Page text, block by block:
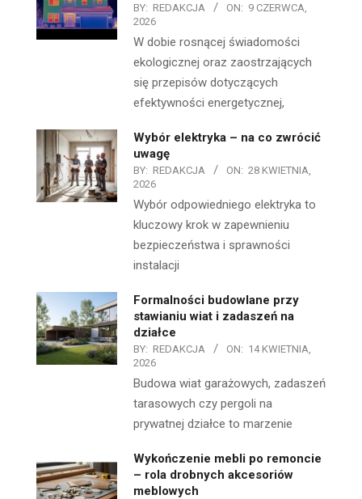
BY: REDAKCJA ON: 9 CZERWCA,
2026
W dobie rosnącej świadomości
ekologicznej oraz zaostrzających
się przepisów dotyczących
efektywności energetycznej,
Wybór elektryka – na co zwrócić
uwagę
BY: REDAKCJA ON: 28 KWIETNIA,
2026
Wybór odpowiedniego elektryka to
kluczowy krok w zapewnieniu
bezpieczeństwa i sprawności
instalacji
Formalności budowlane przy
stawianiu wiat i zadaszeń na
działce
BY: REDAKCJA ON: 14 KWIETNIA,
2026
Budowa wiat garażowych, zadaszeń
tarasowych czy pergoli na
prywatnej działce to marzenie
Wykończenie mebli po remoncie
– rola drobnych akcesoriów
meblowych